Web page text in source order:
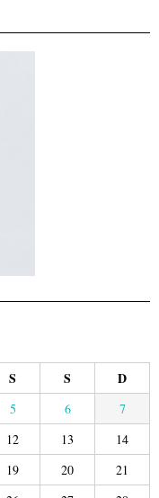
S S D
5 6
7
12 13
14
19 20
21